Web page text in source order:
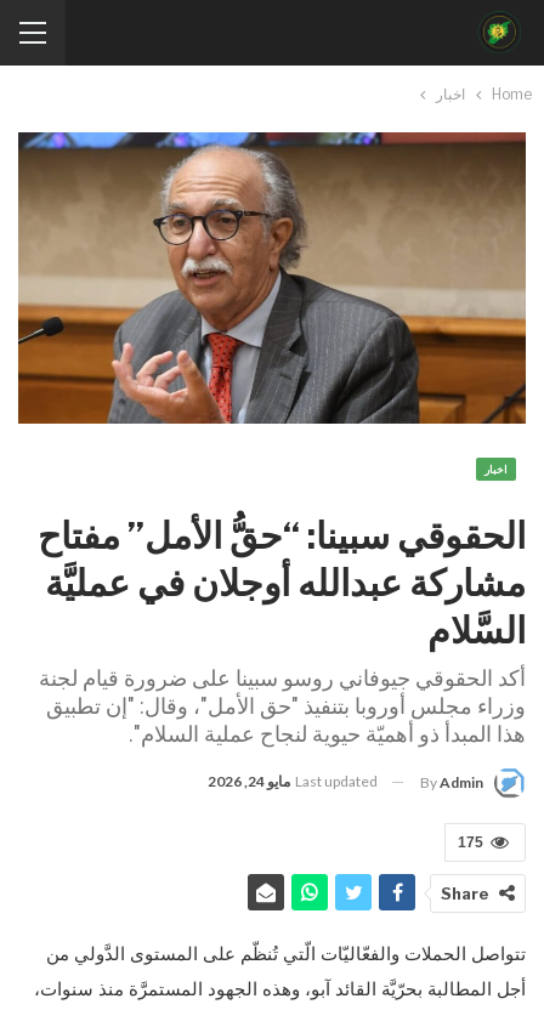
Home اخبار
اخبار
الحقوقي سبينا: “حقُّ الأمل” مفتاح
مشاركة عبدالله أوجلان في عمليَّة
السَّلام
أكد الحقوقي جيوفاني روسو سبينا على ضرورة قيام لجنة
وزراء مجلس أوروبا بتنفيذ "حق الأمل"، وقال: "إن تطبيق
هذا المبدأ ذو أهميّة حيوية لنجاح عملية السلام".
ByAdmin
Last updated مايو 24, 2026
175
Share
تتواصل الحملات والفعّاليّات الّتي تُنظّم على المستوى الدَّولي من
أجل المطالبة بحرّيَّة القائد آبو، وهذه الجهود المستمرَّة منذ سنوات،